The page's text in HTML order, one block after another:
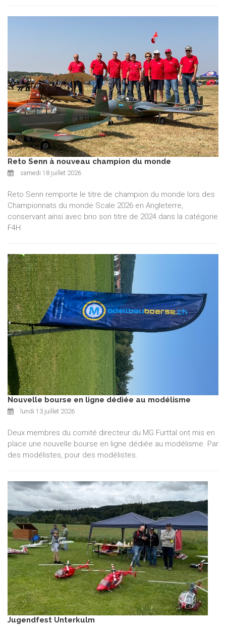
Reto Senn à nouveau champion du monde
samedi 18 juillet 2026
Reto Senn remporte le titre de champion du monde lors des
Championnats du monde Scale 2026 en Angleterre,
conservant ainsi avec brio son titre de 2024 dans la catégorie
F4H
Nouvelle bourse en ligne dédiée au modélisme
lundi 13 juillet 2026
Deux membres du comité directeur du MG Furttal ont mis en
place une nouvelle bourse en ligne dédiée au modélisme. Par
des modélistes, pour des modélistes.
Jugendfest Unterkulm